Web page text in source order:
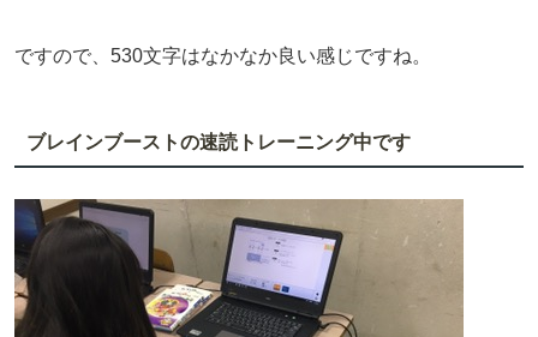
ですので、530文字はなかなか良い感じですね。
ブレインブーストの速読トレーニング中です